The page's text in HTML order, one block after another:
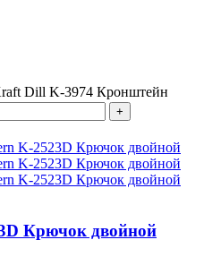
Dill K-3974 Кронштейн
Крючок двойной